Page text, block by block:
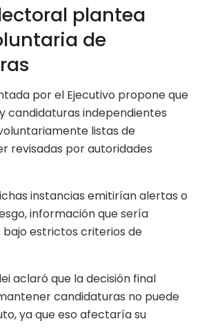
plantea
de
por el Ejecutivo propone que
candidaturas independientes
listas de
revisadas por autoridades
instancias emitirían alertas o
información que sería
bajo estrictos criterios de
aclaró que la decisión final
candidaturas no puede
ya que eso afectaría su